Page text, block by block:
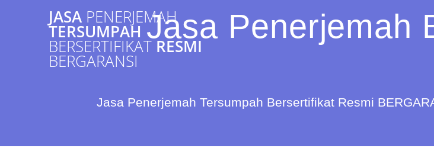
JASA PENERJEMAH
TERSUMPAH
BERSERTIFIKAT RESMI
BERGARANSI
Jasa Penerjemah
Jasa Penerjemah Tersumpah Bersertifikat Resmi